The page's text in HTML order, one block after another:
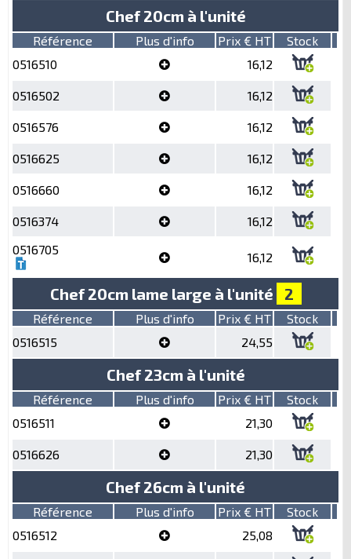
Chef 20cm à l'unité
Référence Plus d'info Prix € HT
Stock
0516510
16,12
0516502 16,12
0516576 16,12
0516625 16,12
0516660 16,12
0516374
16,12
0516705
16,12
Chef 20cm lame large à l'unité 2
Référence Plus d'info Prix € HT
Stock
0516515
24,55
Chef 23cm à l'unité
Référence Plus d'info Prix € HT
Stock
0516511
21,30
0516626 21,30
Chef 26cm à l'unité
Référence Plus d'info Prix € HT
Stock
0516512
25,08